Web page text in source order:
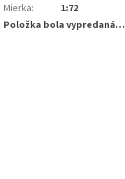
Mierka:
1:72
Položka bola vypredaná…